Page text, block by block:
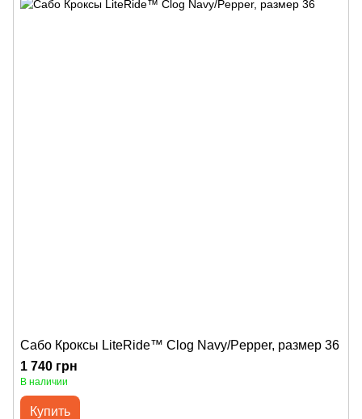
Сабо Кроксы LiteRide™ Clog Navy/Pepper, размер 36
1 740 грн
В наличии
Купить